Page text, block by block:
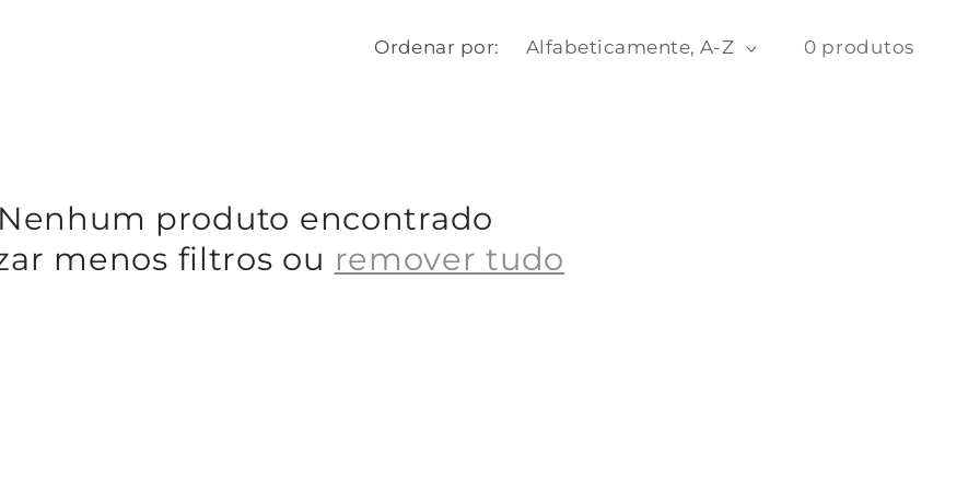
Ordenar por: 0 produtos
Nenhum produto encontrado
menos filtros ou remover tudo